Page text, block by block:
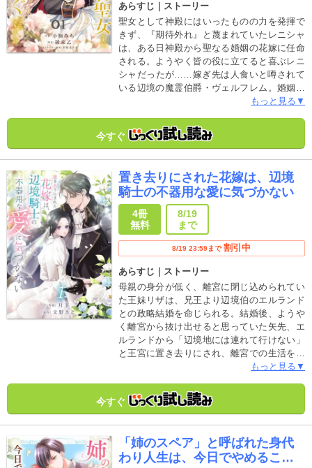
あらすじ｜ストーリー
聖女として神殿にはいったものの力を発揮で
きず、『期待外れ』と蔑まれていたレニシャ
は、ある日神殿から聖なる婚姻の花嫁に任命
される。ようやく皆の役に立てると喜ぶレニ
シャだったが……嫁ぎ先は人食いと噂されて
いる辺境の魔霊伯爵・ヴェルフレム。婚姻の
目的はヴェルフレムの力を封印するための生
役に立つため、花嫁としての役目を果たそう
とするレニシャにヴェルフレムは『聖婚』を
ジー！
もっと見る▼
今すぐ
置き去りにされた花嫁は、辺境
騎士の不器用な愛に気づかない
4冊
無料
8/19
まで
8/19 23:59まで 割引中
あらすじ｜ストーリー
母親の身分が低く、離宮に閉じ込められてい
た王妹リザは、兄王より辺境伯のエルランド
との政略結婚を命じられる。結婚後、ようや
く離宮から抜け出せると思っていた矢先、エ
ルランドから「辺境地には連れて行けない」
と王宮に置き去りにされ、離宮での生活を続
けることに……。必ず迎えに来るというエル
だったが、ある日エルランドから離縁状が送
られてくると聞いてしまいーー！？虐げられ
もっと見る▼
今すぐ
「姉のスペア」と呼ばれた身代
わり人生は、今日でやめること